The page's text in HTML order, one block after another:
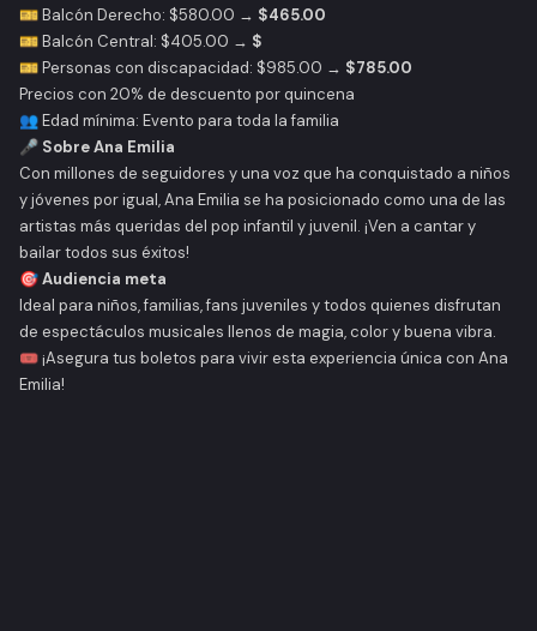
🎫 Balcón Derecho: $580.00 → $465.00
🎫 Balcón Central: $405.00 → $
🎫 Personas con discapacidad: $985.00 → $785.00
Precios con 20% de descuento por quincena
👥 Edad mínima: Evento para toda la familia
🎤 Sobre Ana Emilia
Con millones de seguidores y una voz que ha conquistado a niños
y jóvenes por igual, Ana Emilia se ha posicionado como una de las
artistas más queridas del pop infantil y juvenil. ¡Ven a cantar y
bailar todos sus éxitos!
🎯Audiencia meta
Ideal para niños, familias, fans juveniles y todos quienes disfrutan
de espectáculos musicales llenos de magia, color y buena vibra.
🎟️ ¡Asegura tus boletos para vivir esta experiencia única con Ana
Emilia!